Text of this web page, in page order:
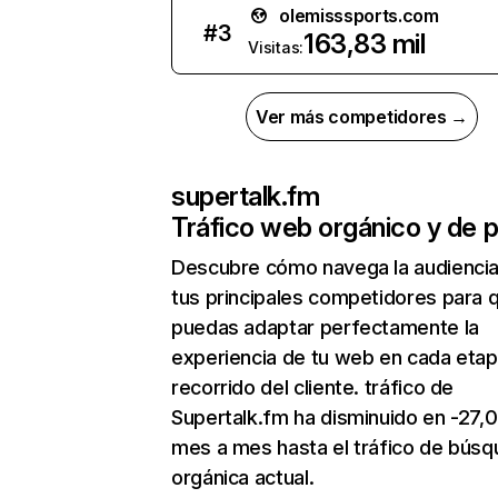
#3
olemisssports.com
Visitas:163,83 mil
Ver más competidores →
supertalk.fm
Tráfico web orgánico y de
Descubre cómo navega la
tus principales competidores para
puedas adaptar perfectamente la
experiencia de tu web en cada
recorrido del cliente. tráfico de
Supertalk.fm ha disminuido en -
mes a mes hasta el tráfico de
orgánica actual.